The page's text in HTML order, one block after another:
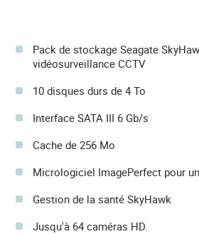
Pack de stockage Seagate
vidéosurveillance CCTV
10 disques durs de 4 To
Interface SATA III 6 Gb/s
Cache de 256 Mo
Micrologiciel ImagePerfect pour
Gestion de la santé SkyHawk
Jusqu'à 64 caméras HD.